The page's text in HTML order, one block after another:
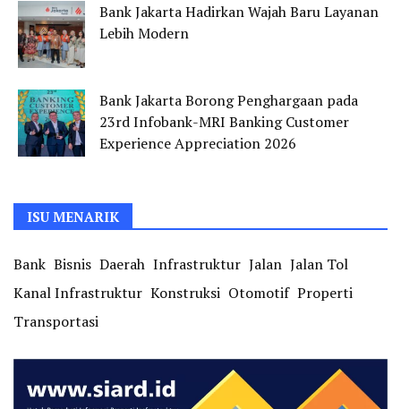
Bank Jakarta Hadirkan Wajah Baru Layanan
Lebih Modern
Bank Jakarta Borong Penghargaan pada
23rd Infobank-MRI Banking Customer
Experience Appreciation 2026
ISU MENARIK
Bank Bisnis Daerah Infrastruktur Jalan Jalan Tol
Kanal Infrastruktur Konstruksi Otomotif Properti
Transportasi